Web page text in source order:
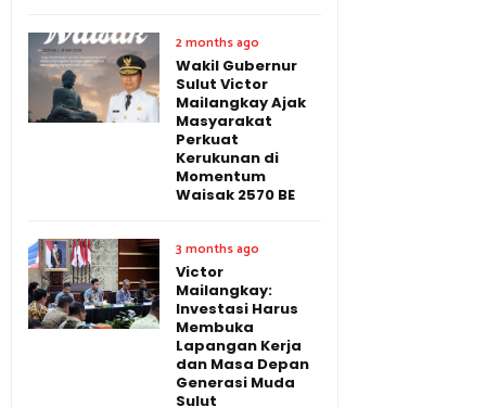
2 months ago
Wakil Gubernur
Sulut Victor
Mailangkay Ajak
Masyarakat
Perkuat
Kerukunan di
Momentum
Waisak 2570 BE
3 months ago
Victor
Mailangkay:
Investasi Harus
Membuka
Lapangan Kerja
dan Masa Depan
Generasi Muda
Sulut